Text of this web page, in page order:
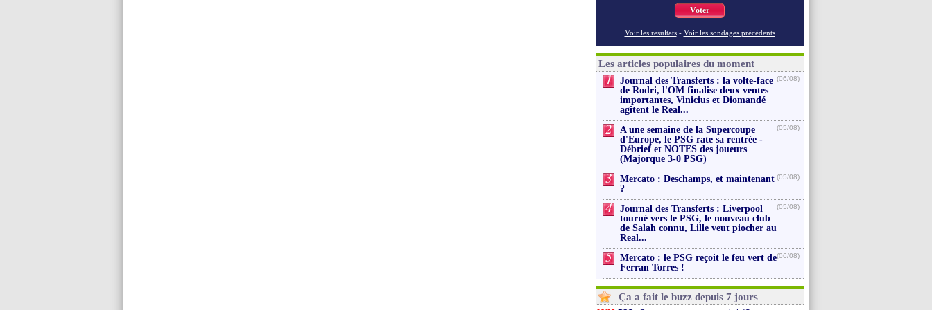
Voter
Voir les resultats - Voir les sondages précédents
Les articles populaires du moment
1
Journal des Transferts : la volte-face
de Rodri, l'OM finalise deux ventes
importantes, Vinicius et Diomandé
agitent le Real...
(06/08)
2
A une semaine de la Supercoupe
d'Europe, le PSG rate sa rentrée -
Débrief et NOTES des joueurs
(Majorque 3-0 PSG)
(05/08)
3
Mercato : Deschamps, et maintenant
?
(05/08)
4
Journal des Transferts : Liverpool
tourné vers le PSG, le nouveau club
de Salah connu, Lille veut piocher au
Real...
(05/08)
5
Mercato : le PSG reçoit le feu vert de
Ferran Torres !
(06/08)
Ça a fait le buzz depuis 7 jours